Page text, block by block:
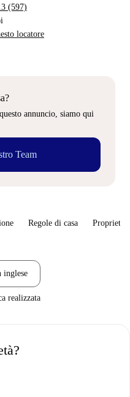
(597)
locatore
annuncio, siamo qui
Team
Regole di casa
inglese
realizzata